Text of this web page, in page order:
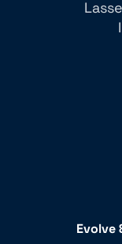
Evolve